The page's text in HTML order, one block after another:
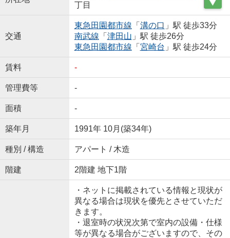
丁目
交通
東急田園都市線 「 溝の口 」駅 徒歩33分
南武線 「 津田山 」駅 徒歩26分
東急田園都市線 「 宮崎台 」駅 徒歩24分
賃料 -
管理費等 -
面積 -
築年月 1991年 10月(築34年)
種別 / 構造 アパート / 木造
階建 2階建 地下1階
・ネットに掲載されている情報と現状が
異なる場合は現状を優先とさせていただ
きます。
・退室時の状況次第で室内の設備・仕様
等が異なる場合がございますので、その